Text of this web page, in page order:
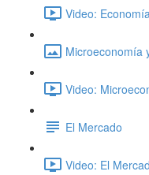
Video:
Microeconomía
Video:
El Mercado
Video: El